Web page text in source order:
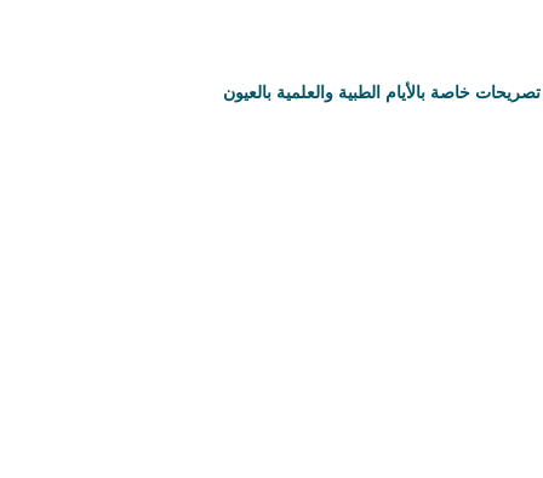
تصريحات خاصة بالأيام الطبية والعلمية بالعيون